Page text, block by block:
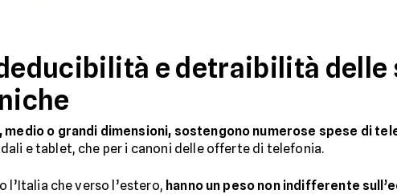
e detraibilità delle
medio o grandi dimensioni, sostengono numerose spese di
e tablet, che per i canoni delle offerte di telefonia.
l’Italia che verso l’estero, hanno un peso non indifferente